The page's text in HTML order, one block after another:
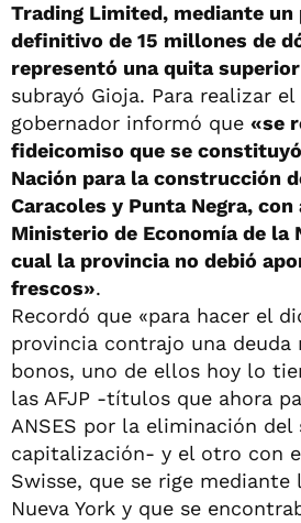
Trading Limited, mediante
definitivo de 15 millones de
representó una quita
subrayó Gioja. Para realizar el
gobernador informó que «se
fideicomiso que se
Nación para la construcción
Caracoles y Punta Negra,
Ministerio de Economía de la
cual la provincia no debió
frescos».
Recordó que «para hacer el
provincia contrajo una deuda
bonos, uno de ellos hoy lo
las AFJP -títulos que ahora
ANSES por la eliminación del
capitalización- y el otro con
Swisse, que se rige mediante
Nueva York y que se